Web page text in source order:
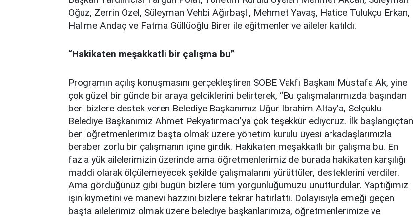
Oğuz, Zerrin Özel, Süleyman Vehbi Ağırbaşlı, Mehmet Yavaş, Hatice Tulukçu Erkan,
Halime Andaç ve Fatma Güllüoğlu Birer ile eğitmenler ve aileler katıldı.
“Hakikaten meşakkatli bir çalışma bu”
Programın açılış konuşmasını gerçekleştiren SOBE Vakfı Başkanı Mustafa Ak, yine
çok güzel bir günde bir araya geldiklerini belirterek, “Bu çalışmalarımızda başından
beri bizlere destek veren Belediye Başkanımız Uğur İbrahim Altay’a, Selçuklu
Belediye Başkanımız Ahmet Pekyatırmacı’ya çok teşekkür ediyoruz. İlk başlangıçtan
beri öğretmenlerimiz başta olmak üzere yönetim kurulu üyesi arkadaşlarımızla
beraber zorlu bir çalışmanın içine girdik. Hakikaten meşakkatli bir çalışma bu. En
fazla yük ailelerimizin üzerinde ama öğretmenlerimiz de burada hakikaten karşılığı
maddi olarak ölçülemeyecek şekilde çalışmalarını yürüttüler, desteklerini verdiler.
Ama gördüğünüz gibi bugün bizlere tüm yorgunluğumuzu unutturdular. Yaptığımız
işin kıymetini ve manevi hazzını bizlere tekrar hatırlattı. Dolayısıyla emeği geçen
başta ailelerimiz olmak üzere belediye başkanlarımıza, öğretmenlerimize ve